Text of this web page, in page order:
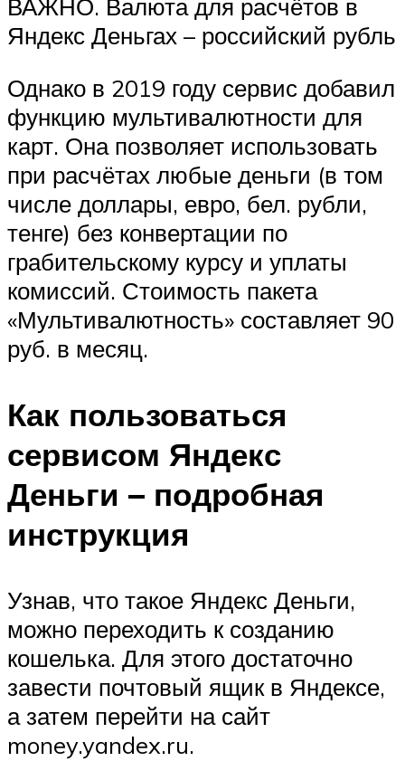
ВАЖНО. Валюта для расчётов в
Яндекс Деньгах – российский рубль
Однако в 2019 году сервис добавил
функцию мультивалютности для
карт. Она позволяет использовать
при расчётах любые деньги (в том
числе доллары, евро, бел. рубли,
тенге) без конвертации по
грабительскому курсу и уплаты
комиссий. Стоимость пакета
«Мультивалютность» составляет 90
руб. в месяц.
Как пользоваться
сервисом Яндекс
Деньги – подробная
инструкция
Узнав, что такое Яндекс Деньги,
можно переходить к созданию
кошелька. Для этого достаточно
завести почтовый ящик в Яндексе,
а затем перейти на сайт
money.yandex.ru.